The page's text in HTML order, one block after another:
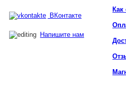
ВКонтакте
Напишите нам